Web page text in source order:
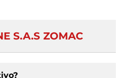
S.A.S ZOMAC